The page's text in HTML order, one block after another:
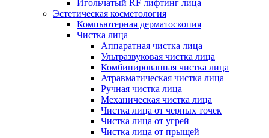
Игольчатый RF лифтинг лица
Эстетическая косметология
Компьютерная дерматоскопия
Чистка лица
Аппаратная чистка лица
Ультразвуковая чистка лица
Комбинированная чистка лица
Атравматическая чистка лица
Ручная чистка лица
Механическая чистка лица
Чистка лица от черных точек
Чистка лица от угрей
Чистка лица от прыщей